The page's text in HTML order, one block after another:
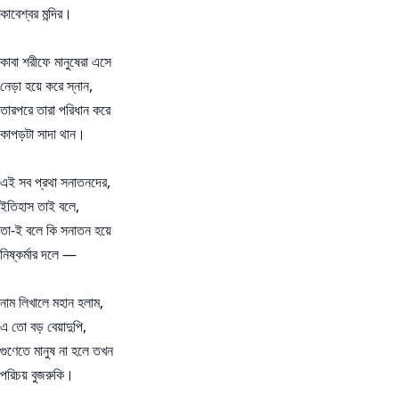
কাবেশ্বর মন্দির।
কাবা শরীফে মানুষেরা এসে
নেড়া হয়ে করে স্নান,
তারপরে তারা পরিধান করে
কাপড়টা সাদা থান।
এই সব প্রথা সনাতনদের,
ইতিহাস তাই বলে,
তা-ই বলে কি সনাতন হয়ে
নিষ্কর্মার দলে —
নাম লিখালে মহান হলাম,
এ তো বড় বেয়াদুপি,
গুণেতে মানুষ না হলে তখন
পরিচয় বুজরুকি।